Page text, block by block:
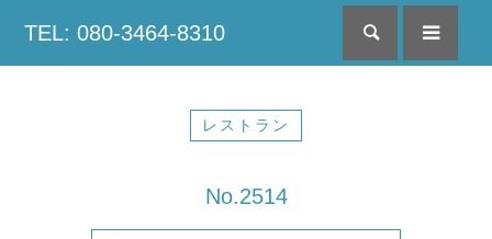
TEL: 080-3464-8310 検索
レストラン
No.2514